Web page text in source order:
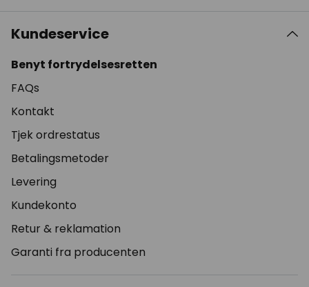
Kundeservice
Benyt fortrydelsesretten
FAQs
Kontakt
Tjek ordrestatus
Betalingsmetoder
Levering
Kundekonto
Retur & reklamation
Garanti fra producenten